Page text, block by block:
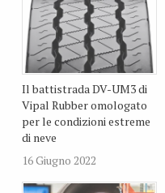
Il battistrada DV-UM3 di
Vipal Rubber omologato
per le condizioni estreme
di neve
16 Giugno 2022